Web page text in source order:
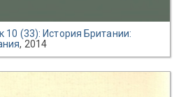
(33): История Британии:
, 2014